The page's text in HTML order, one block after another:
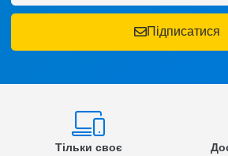
Підписатися
Тільки своє